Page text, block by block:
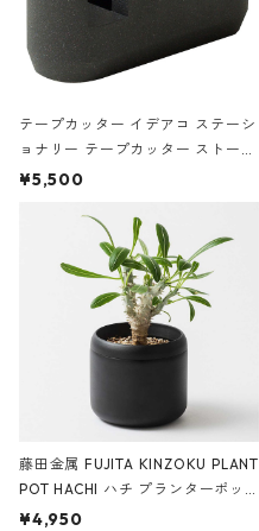
テープカッター イデアコ ステーシ
ョナリー テープカッター ストーン
サンドカラー 石調 ideaco Station
¥5,500
藤田金属 FUJITA KINZOKU PLANT
POT HACHI ハチ プランターポッ
ト 3号 ブラック
¥4,950